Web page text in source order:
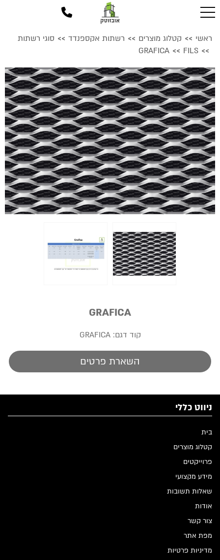
ראשי >> קטלוג מוצרים >> רשתות אקספנדד >> סוגי רשתות
>>
FILS
>>
GRAFICA
GRAFICA
קוד דגם:GRAFICA
השארת פרטים
ניווט כללי
בית
קטלוג מוצרים
פרוייקטים
מידע מקצועי
שאלות תשובות
אודות
צור קשר
מפת אתר
מדיניות פרטיות